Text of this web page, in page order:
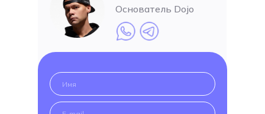
Основатель Dojo